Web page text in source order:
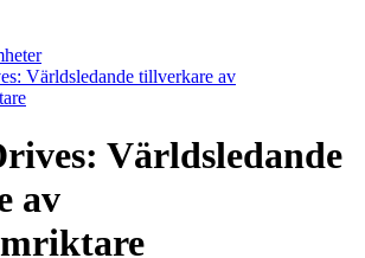
Världsledande tillverkare av
Världsledande
av